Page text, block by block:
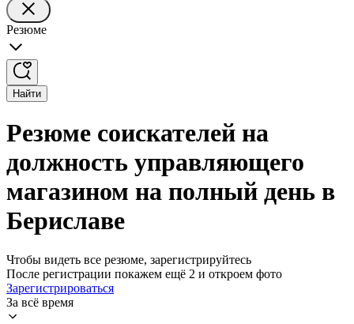
Резюме
Найти
Резюме соискателей на
должность управляющего
магазином на полный день в
Бериславе
Чтобы видеть все резюме, зарегистрируйтесь
После регистрации покажем ещё 2 и откроем фото
Зарегистрироваться
За всё время